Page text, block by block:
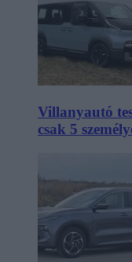
Villanyautó
csak 5